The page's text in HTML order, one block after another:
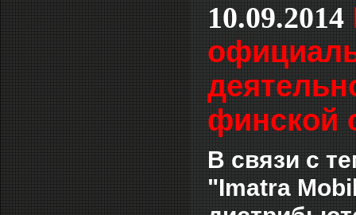
10.09.2014
финской
В связи с
"Imatra